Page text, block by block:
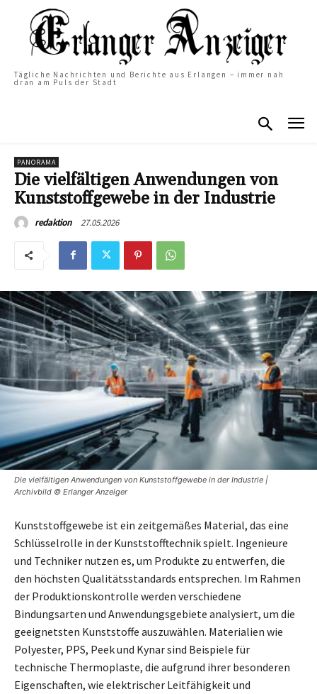
Tägliche Nachrichten und Berichte aus Erlangen – immer nah
dran am Puls der Stadt
PANORAMA
Die vielfältigen Anwendungen von
Kunststoffgewebe in der Industrie
redaktion 27.05.2026
Die vielfältigen Anwendungen von Kunststoffgewebe in der Industrie |
Archivbild © Erlanger Anzeiger
Kunststoffgewebe ist ein zeitgemäßes Material, das eine
Schlüsselrolle in der Kunststofftechnik spielt. Ingenieure
und Techniker nutzen es, um Produkte zu entwerfen, die
den höchsten Qualitätsstandards entsprechen. Im Rahmen
der Produktionskontrolle werden verschiedene
Bindungsarten und Anwendungsgebiete analysiert, um die
geeignetsten Kunststoffe auszuwählen. Materialien wie
Polyester, PPS, Peek und Kynar sind Beispiele für
technische Thermoplaste, die aufgrund ihrer besonderen
Eigenschaften, wie elektrischer Leitfähigkeit und